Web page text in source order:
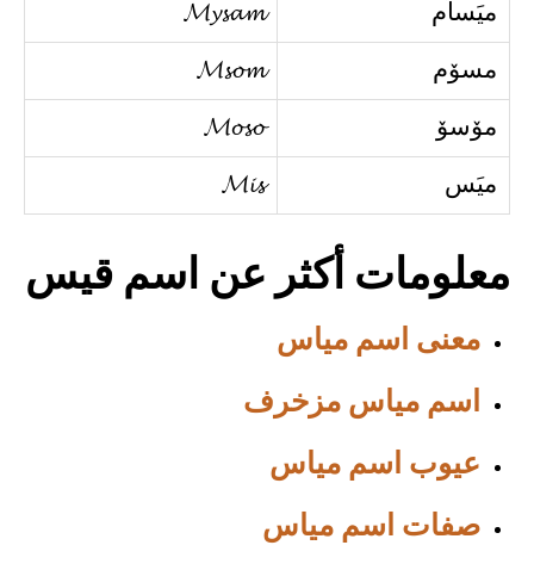
ميَسآم 𝓜𝔂𝓼𝓪𝓶
مسۆم 𝓜𝓼𝓸𝓶
مۆسۆ 𝓜𝓸𝓼𝓸
ميَس 𝓜𝓲𝓼
معلومات أكثر عن اسم قيس
معنى اسم مياس
اسم مياس مزخرف
عيوب اسم مياس
صفات اسم مياس